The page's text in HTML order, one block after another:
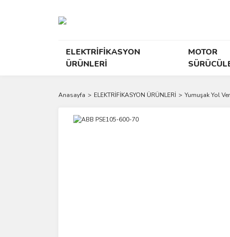
ELEKTRİFİKASYON
ÜRÜNLERİ
MOTOR
Anasayfa ELEKTRİFİKASYON ÜRÜNLERİ Yumuşak Yol